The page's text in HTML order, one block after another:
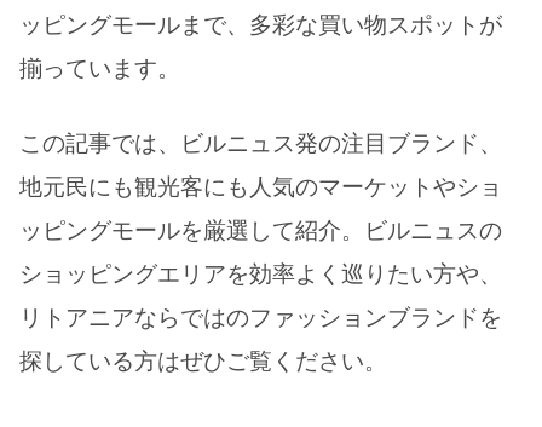
ッピングモールまで、多彩な買い物スポットが
揃っています。
この記事では、ビルニュス発の注目ブランド、
地元民にも観光客にも人気のマーケットやショ
ッピングモールを厳選して紹介。ビルニュスの
ショッピングエリアを効率よく巡りたい方や、
リトアニアならではのファッションブランドを
探している方はぜひご覧ください。